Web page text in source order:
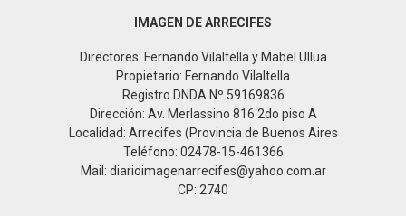
IMAGEN DE ARRECIFES
Directores: Fernando Vilaltella y Mabel Ullua
Propietario: Fernando Vilaltella
Registro DNDA Nº 59169836
Dirección: Av. Merlassino 816 2do piso A
Localidad: Arrecifes (Provincia de Buenos Aires
Teléfono: 02478-15-461366
Mail: diarioimagenarrecifes@yahoo.com.ar
CP: 2740